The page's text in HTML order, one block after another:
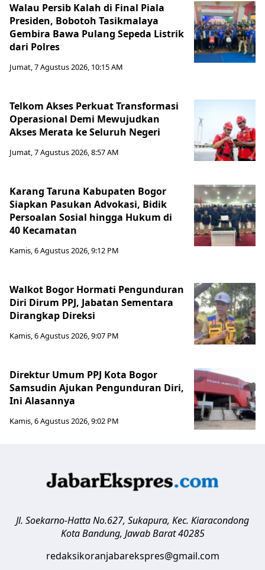
Walau Persib Kalah di Final Piala
Presiden, Bobotoh Tasikmalaya
Gembira Bawa Pulang Sepeda Listrik
dari Polres
Jumat, 7 Agustus 2026, 10:15 AM
Telkom Akses Perkuat Transformasi
Operasional Demi Mewujudkan
Akses Merata ke Seluruh Negeri
Jumat, 7 Agustus 2026, 8:57 AM
Karang Taruna Kabupaten Bogor
Siapkan Pasukan Advokasi, Bidik
Persoalan Sosial hingga Hukum di
40 Kecamatan
Kamis, 6 Agustus 2026, 9:12 PM
Walkot Bogor Hormati Pengunduran
Diri Dirum PPJ, Jabatan Sementara
Dirangkap Direksi
Kamis, 6 Agustus 2026, 9:07 PM
Direktur Umum PPJ Kota Bogor
Samsudin Ajukan Pengunduran Diri,
Ini Alasannya
Kamis, 6 Agustus 2026, 9:02 PM
Jl. Soekarno-Hatta No.627, Sukapura, Kec. Kiaracondong
Kota Bandung, Jawab Barat 40285
redaksikoranjabarekspres@gmail.com